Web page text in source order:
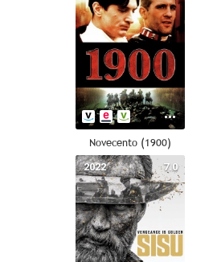
Novecento (1900)
7.0
2022